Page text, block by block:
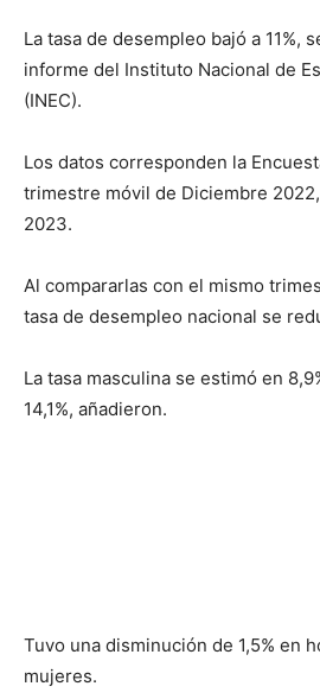
La tasa de desempleo bajó a 11%,
informe del Instituto Nacional de
(INEC).
Los datos corresponden la
trimestre móvil de Diciembre
2023.
Al compararlas con el mismo
tasa de desempleo nacional se
La tasa masculina se estimó en
14,1%, añadieron.
Tuvo una disminución de 1,5% en
mujeres.